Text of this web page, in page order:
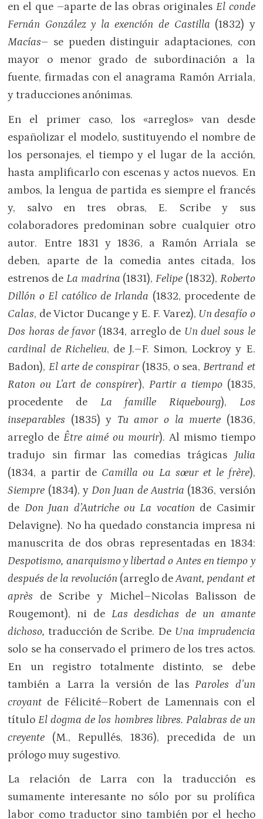
en el que –aparte de las obras originales El conde
Fernán González y la exención de Castilla (1832) y
Macías– se pueden distinguir adaptaciones, con
mayor o menor grado de subordinación a la
fuente, firmadas con el anagrama Ramón Arriala,
y traducciones anónimas.
En el primer caso, los «arreglos» van desde
españolizar el modelo, sustituyendo el nombre de
los personajes, el tiempo y el lugar de la acción,
hasta amplificarlo con escenas y actos nuevos. En
ambos, la lengua de partida es siempre el francés
y, salvo en tres obras, E. Scribe y sus
colaboradores predominan sobre cualquier otro
autor. Entre 1831 y 1836, a Ramón Arriala se
deben, aparte de la comedia antes citada, los
estrenos de La madrina (1831),Felipe (1832), Roberto
Dillón o El católico de Irlanda (1832, procedente de
Calas, de Victor Ducange y E. F. Varez), Un desafío o
Dos horas de favor (1834, arreglo de Un duel sous le
cardinal de Richelieu, de J.–F. Simon, Lockroy y E.
Badon), El arte de conspirar (1835, o sea,Bertrand et
Raton ou L’art de conspirer), Partir a tiempo (1835,
procedente de La famille Riquebourg), Los
inseparables (1835) y Tu amor o la muerte (1836,
arreglo deÊtre aimé ou mourir). Al mismo tiempo
tradujo sin firmar las comedias trágicas Julia
(1834, a partir de Camilla ou La sœur et le frère),
Siempre (1834), yDon Juan de Austria (1836, versión
de Don Juan d’Autriche ou La vocation de Casimir
Delavigne). No ha quedado constancia impresa ni
manuscrita de dos obras representadas en 1834:
Despotismo, anarquismo y libertad o Antes en tiempo y
después de la revolución (arreglo deAvant, pendant et
après de Scribe y Michel–Nicolas Balisson de
Rougemont), ni de Las desdichas de un amante
dichoso,traducción de Scribe. De Una imprudencia
solo se ha conservado el primero de los tres actos.
En un registro totalmente distinto, se debe
también a Larra la versión de lasParoles d’un
croyant de Félicité–Robert de Lamennais con el
títuloEl dogma de los hombres libres. Palabras de un
creyente (M., Repullés, 1836), precedida de un
prólogo muy sugestivo.
La relación de Larra con la traducción es
sumamente interesante no sólo por su prolífica
labor como traductor sino también por el hecho